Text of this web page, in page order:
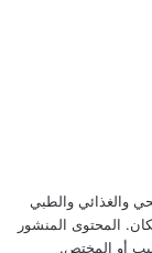
والغذائي والطبي
المحتوى المنشور
أو المختص.